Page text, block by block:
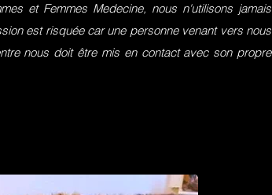
et Femmes Medecine, nous n'utilisons jamais
est risquée car une personne venant vers nous
nous doit être mis en contact avec son propre